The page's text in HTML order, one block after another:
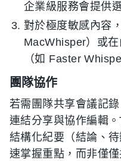
企業級服務會提供
對於極度敏感內容
MacWhisper）或
（如 Faster
團隊協作
若需團隊共享會議記錄
連結分享與協作編輯
結構化紀要（結論、
速掌握重點，而非僅